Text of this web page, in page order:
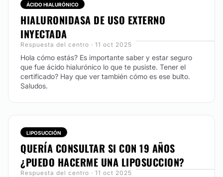
CONTACTAR
PLASMA RICO EN PLAQUETAS
El plasma rico en plaquetas es un procedimiento en el
cual se extrae sangre al mismo paciente, se procesa
piel, la producción de colageno y elastina para
mejorar la flacidez y la celulitis y también puede
utilizarse para tratar la caída del cabello o manchas
producidas por el sol.
ÁCIDO HIALURÓNICO
HIALURONIDASA DE USO EXTERNO
INYECTADA
Respuesta del centro · 11 oct 2025
Hola cómo estás? Es importante saber y estar seguro
que fue ácido hialurónico lo que te pusiste. Tener el
certificado? Hay que ver también cómo es ese bulto.
Saludos.
LIPOSUCCIÓN
QUERÍA CONSULTAR SI CON 19 AÑOS
¿PUEDO HACERME UNA LIPOSUCCION?
Respuesta del centro · 11 oct 2025